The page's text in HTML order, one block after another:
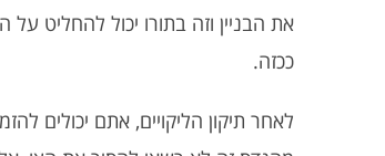
את הבניין וזה בתורו יכול להחליט
ככזה.
לאחר תיקון הליקויים, אתם יכולים